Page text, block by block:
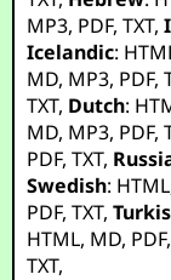
MP3, PDF,TXT,
Icelandic:
MD, MP3, PDF,
TXT, Dutch:
MD, MP3, PDF,
PDF,TXT,
Swedish: HTML
PDF,TXT,
HTML, MD, PDF
TXT,